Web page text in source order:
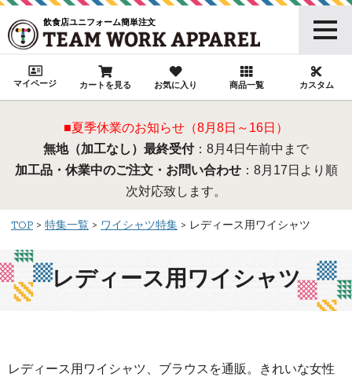
飲食店ユニフォーム簡単注文
マイページ カートを見る お気に入り 商品一覧 カスタム
■夏季休業のお知らせ（8月8日～16日）
無地（加工なし）最終受付：8月4日午前中まで
加工品・休業中のご注文・お問い合わせ：8月17日より順
次対応致します。
TOP 特集一覧 ワイシャツ特集 レディース用ワイシャツ
レディース用ワイシャツ
レディース用ワイシャツ、ブラウスを通販。きれいな女性